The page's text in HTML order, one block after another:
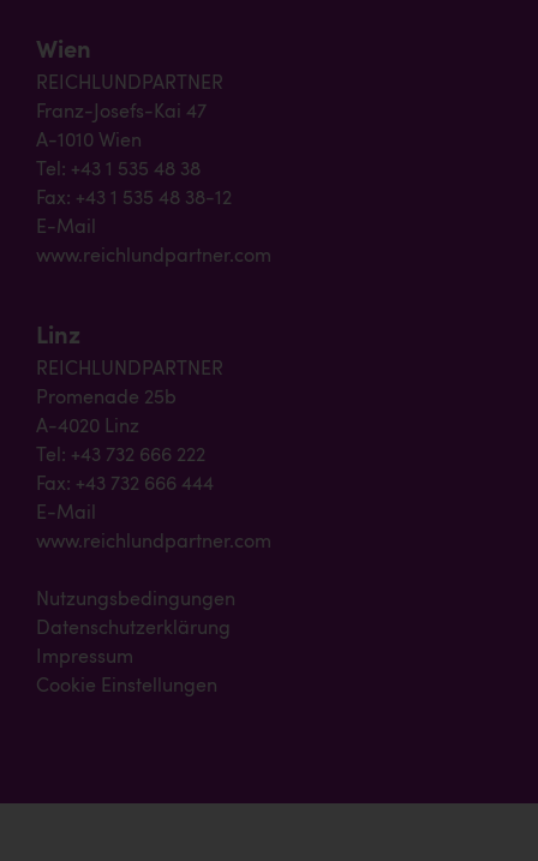
Wien
REICHLUNDPARTNER
Franz-Josefs-Kai 47
A-1010 Wien
Tel: +43 1 535 48 38
Fax: +43 1 535 48 38-12
E-Mail
www.reichlundpartner.com
Linz
REICHLUNDPARTNER
Promenade 25b
A-4020 Linz
Tel: +43 732 666 222
Fax: +43 732 666 444
E-Mail
www.reichlundpartner.com
Nutzungsbedingungen
Datenschutzerklärung
Impressum
Cookie Einstellungen